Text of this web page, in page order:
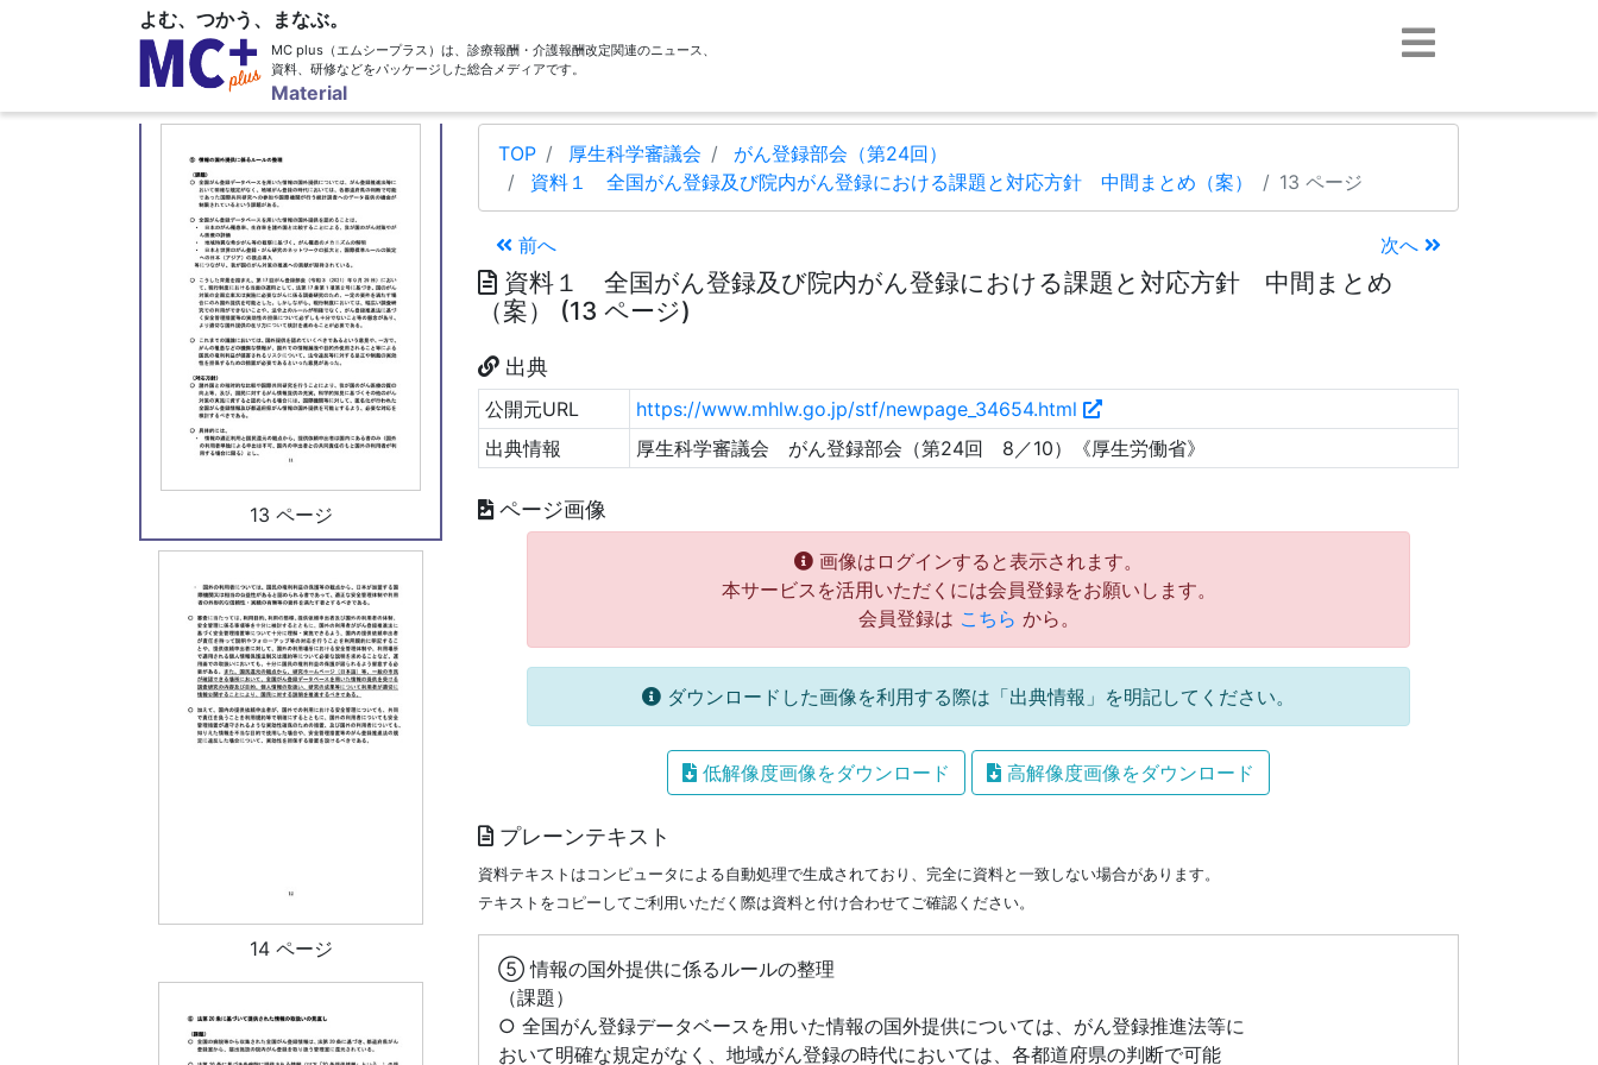
よむ、つかう、まなぶ。
MC plus（エムシープラス）は、診療報酬・介護報酬改定関連のニュース、
資料、研修などをパッケージした総合メディアです。
Material
12 ページ
13 ページ
14 ページ
TOP 厚生科学審議会
がん登録部会（第24回）
資料１ 全国がん登録及び院内がん登録における課題と対応方針 中間まとめ（案）
13 ページ
前へ 次へ
資料１ 全国がん登録及び院内がん登録における課題と対応方針 中間まとめ
（案） (13 ページ)
出典
公開元URL
https://www.mhlw.go.jp/stf/newpage_34654.html
出典情報
厚生科学審議会 がん登録部会（第24回 8／10）《厚生労働省》
ページ画像
画像はログインすると表示されます。
本サービスを活用いただくには会員登録をお願いします。
会員登録は こちら から。
ダウンロードした画像を利用する際は「出典情報」を明記してください。
低解像度画像をダウンロード 高解像度画像をダウンロード
プレーンテキスト
資料テキストはコンピュータによる自動処理で生成されており、完全に資料と一致しない場合があります。
テキストをコピーしてご利用いただく際は資料と付け合わせてご確認ください。
⑤ 情報の国外提供に係るルールの整理
（課題）
○ 全国がん登録データベースを用いた情報の国外提供については、がん登録推進法等に
おいて明確な規定がなく、地域がん登録の時代においては、各都道府県の判断で可能